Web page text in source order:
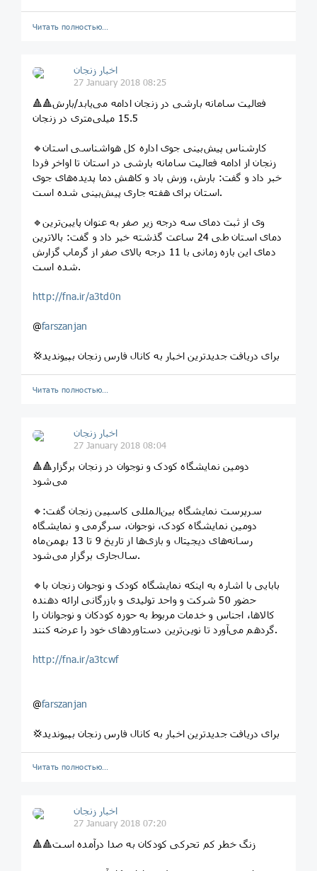
Читать полностью…
اخبار زنجان
27 January 2018 08:25
🔺🔺فعالیت سامانه بارشی در زنجان ادامه می‌یابد/بارش
15.5 میلی‌متری در زنجان
🔹کارشناس پیش‌بینی جوی اداره کل هواشناسی استان
زنجان از ادامه فعالیت سامانه بارشی در استان تا اواخر فردا
خبر داد و گفت: بارش، وزش باد و کاهش دما پدیده‌های جوی
استان برای هفته جاری پیش‌بینی شده است.
🔹وی از ثبت دمای سه درجه زیر صفر به عنوان پایین‌ترین
دمای استان طی 24 ساعت گذشته خبر داد و گفت: بالاترین
دمای این بازه زمانی با 11 درجه بالای صفر از گرماب گزارش
شده است.
http://fna.ir/a3td0n
@farszanjan
💢برای دریافت جدیدترین اخبار به کانال فارس زنجان بپیوندید
Читать полностью…
اخبار زنجان
27 January 2018 08:04
🔺🔺دومین نمایشگاه کودک و نوجوان در زنجان برگزار
می‌شود
🔹سرپرست نمایشگاه بین‌المللی کاسپین زنجان گفت:
دومین نمایشگاه کودک، نوجوان، سرگرمی و نمایشگاه
رسانه‌های دیجیتال و بازی‌ها از تاریخ 9 تا 13 بهمن‌ماه
سال‌جاری برگزار می‌شود.
🔹بابایی با اشاره به اینکه نمایشگاه کودک و نوجوان زنجان با
حضور 50 شرکت و واحد تولیدی و بازرگانی ارائه دهنده
کالاها، اجناس و خدمات مربوط به حوزه کودکان و نوجوانان را
گردهم می‌آورد تا نوین‌ترین دستاوردهای خود را عرضه کنند.
http://fna.ir/a3tcwf
@farszanjan
💢برای دریافت جدیدترین اخبار به کانال فارس زنجان بپیوندید
Читать полностью…
اخبار زنجان
27 January 2018 07:20
🔺🔺زنگ خطر کم تحرکی کودکان به صدا درآمده است